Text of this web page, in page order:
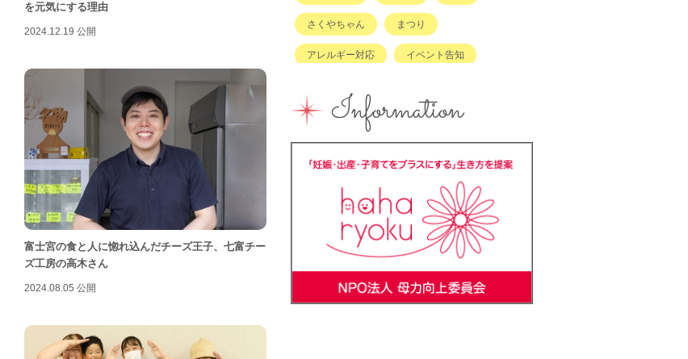
を元気にする理由
2024.12.19 公開
富士宮の食と人に惚れ込んだチーズ王子、七富チー
ズ工房の高木さん
2024.08.05 公開
さくやちゃん まつり
アレルギー対応 イベント告知
キッズスペースあり キッズメニュー
グルメ コンテスト
ハハラッチキャラバン ハンドメイド
バイキング バーベキュー
ベビーカーOK ベビーキープ
ベビ＊ステ マタニティ
Information